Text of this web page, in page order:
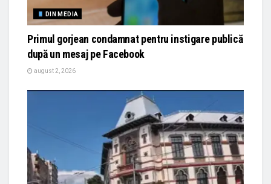
DIN MEDIA
Primul gorjean condamnat pentru instigare publică
după un mesaj pe Facebook
august 2, 2026